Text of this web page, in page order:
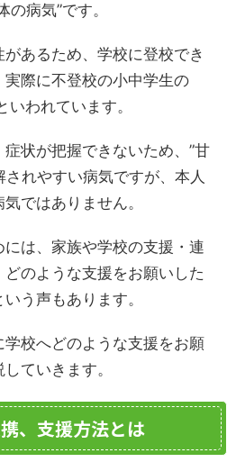
病気”です。
あるため、学校に登校でき
際に不登校の小中学生の
われています。
状が把握できないため、”甘
されやすい病気ですが、本人
ではありません。
は、家族や学校の支援・連
のような支援をお願いした
う声もあります。
校へどのような支援をお願
ていきます。
、支援方法とは